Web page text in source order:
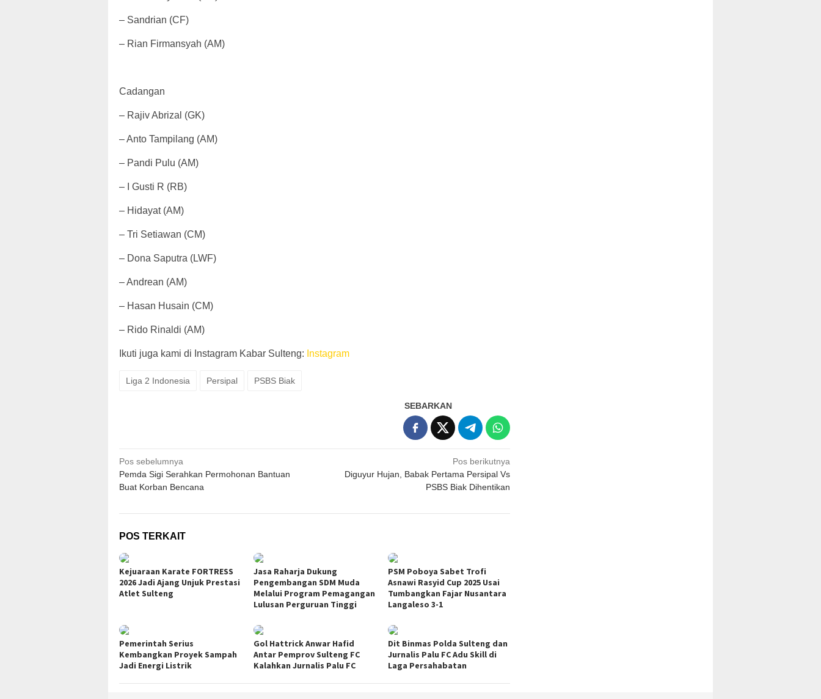
– Sandrian (CF)
– Rian Firmansyah (AM)
Cadangan
– Rajiv Abrizal (GK)
– Anto Tampilang (AM)
– Pandi Pulu (AM)
– I Gusti R (RB)
– Hidayat (AM)
– Tri Setiawan (CM)
– Dona Saputra (LWF)
– Andrean (AM)
– Hasan Husain (CM)
– Rido Rinaldi (AM)
Ikuti juga kami di Instagram Kabar Sulteng: Instagram
Liga 2 Indonesia Persipal PSBS Biak
SEBARKAN
Navigasi
pos
Pos sebelumnya
Pemda Sigi Serahkan Permohonan Bantuan
Buat Korban Bencana
Pos berikutnya
Diguyur Hujan, Babak Pertama Persipal Vs
PSBS Biak Dihentikan
POS TERKAIT
Kejuaraan Karate FORTRESS
2026 Jadi Ajang Unjuk Prestasi
Atlet Sulteng
Jasa Raharja Dukung
Pengembangan SDM Muda
Melalui Program Pemagangan
Lulusan Perguruan Tinggi
PSM Poboya Sabet Trofi
Asnawi Rasyid Cup 2025 Usai
Tumbangkan Fajar Nusantara
Langaleso 3-1
Pemerintah Serius
Kembangkan Proyek Sampah
Jadi Energi Listrik
Gol Hattrick Anwar Hafid
Antar Pemprov Sulteng FC
Kalahkan Jurnalis Palu FC
Dit Binmas Polda Sulteng dan
Jurnalis Palu FC Adu Skill di
Laga Persahabatan